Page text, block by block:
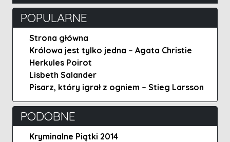
POPULARNE
Strona główna
Królowa jest tylko jedna – Agata Christie
Herkules Poirot
Lisbeth Salander
Pisarz, który igrał z ogniem – Stieg Larsson
PODOBNE
Kryminalne Piątki 2014